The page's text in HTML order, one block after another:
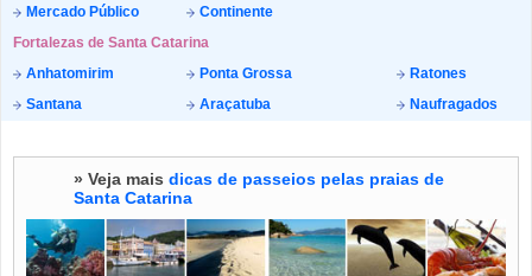
Mercado Público
Continente
Fortalezas de Santa Catarina
Anhatomirim
Ponta Grossa
Ratones
Santana
Araçatuba Naufragados
» Veja mais dicas de passeios pelas praias de
Santa Catarina